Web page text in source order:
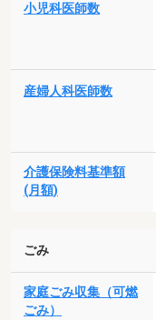
小児科医師数
産婦人科医師数
介護保険料基準額
(月額)
ごみ
家庭ごみ収集（可燃
ごみ）